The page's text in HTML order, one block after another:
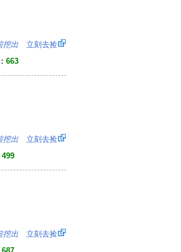
挖出 立刻去捡
663
挖出 立刻去捡
499
挖出 立刻去捡